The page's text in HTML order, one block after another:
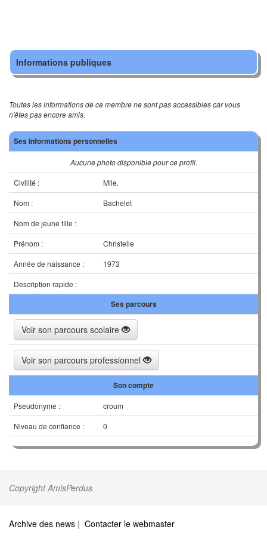
Informations publiques
Toutes les informations de ce membre ne sont pas accessibles car vous
n'êtes pas encore amis.
Ses informations personnelles
Aucune photo disponible pour ce profil.
Civilité :
Mlle.
Nom :
Bachelet
Nom de jeune fille :
Prénom :
Christelle
Année de naissance :
1973
Description rapide :
Ses parcours
Voir son parcours scolaire
Voir son parcours professionnel
Son compte
Pseudonyme :
croum
Niveau de confiance :
0
Copyright AmisPerdus
Archive des news | Contacter le webmaster